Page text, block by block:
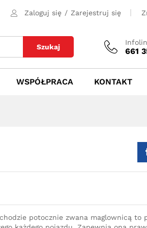
Zaloguj się / Zarejestruj się
Szukaj 661
WSPÓŁPRACA KONTAKT
potocznie zwana maglownicą to
1500zł